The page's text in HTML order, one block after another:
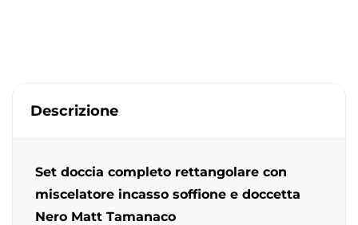
Descrizione
Set doccia completo rettangolare con
miscelatore incasso soffione e doccetta
Nero Matt Tamanaco